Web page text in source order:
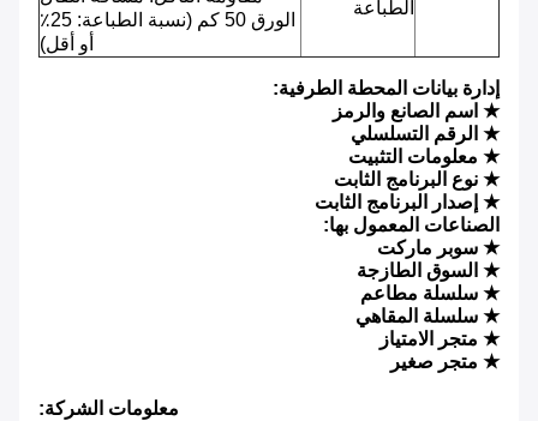
الطباعة
الورق 50 كم (نسبة الطباعة: 25٪
أو أقل)
إدارة بيانات المحطة الطرفية:
★ اسم الصانع والرمز
★ الرقم التسلسلي
★ معلومات التثبيت
★ نوع البرنامج الثابت
★ إصدار البرنامج الثابت
الصناعات المعمول بها:
★ سوبر ماركت
★ السوق الطازجة
★ سلسلة مطاعم
★ سلسلة المقاهي
★ متجر الامتياز
★ متجر صغير
معلومات الشركة: